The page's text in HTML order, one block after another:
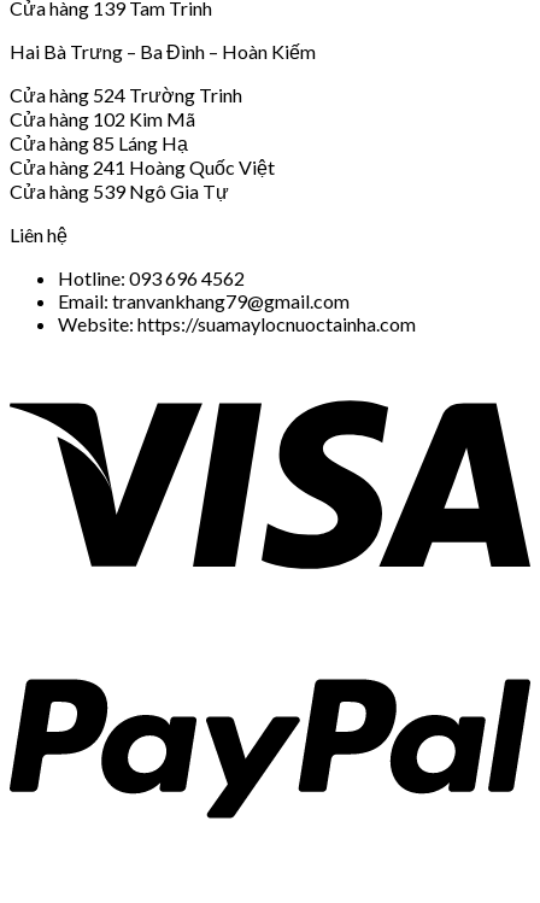
Cửa hàng 139 Tam Trinh
Hai Bà Trưng – Ba Đình – Hoàn Kiếm
Cửa hàng 524 Trường Trinh
Cửa hàng 102 Kim Mã
Cửa hàng 85 Láng Hạ
Cửa hàng 241 Hoàng Quốc Việt
Cửa hàng 539 Ngô Gia Tự
Liên hệ
Hotline: 093 696 4562
Email: tranvankhang79@gmail.com
Website: https://suamaylocnuoctainha.com